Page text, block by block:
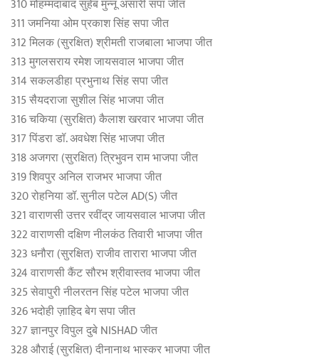
310 मोहम्मदाबाद सुहेब मुन्नू अंसारी सपा जीत
311 जमनिया ओम प्रकाश सिंह सपा जीत
312 मिलक (सुरक्षित) श्रीमती राजबाला भाजपा जीत
313 मुगलसराय रमेश जायसवाल भाजपा जीत
314 सकलडीहा प्रभुनाथ सिंह सपा जीत
315 सैयदराजा सुशील सिंह भाजपा जीत
316 चकिया (सुरक्षित) कैलाश खरवार भाजपा जीत
317 पिंडरा डॉ. अवधेश सिंह भाजपा जीत
318 अजगरा (सुरक्षित) त्रिभुवन राम भाजपा जीत
319 शिवपुर अनिल राजभर भाजपा जीत
320 रोहनिया डॉ. सुनील पटेल AD(S) जीत
321 वाराणसी उत्तर रवींद्र जायसवाल भाजपा जीत
322 वाराणसी दक्षिण नीलकंठ तिवारी भाजपा जीत
323 धनौरा (सुरक्षित) राजीव तारारा भाजपा जीत
324 वाराणसी कैंट सौरभ श्रीवास्तव भाजपा जीत
325 सेवापुरी नीलरतन सिंह पटेल भाजपा जीत
326 भदोही ज़ाहिद बेग सपा जीत
327 ज्ञानपुर विपुल दुबे NISHAD जीत
328 औराई (सुरक्षित) दीनानाथ भास्कर भाजपा जीत